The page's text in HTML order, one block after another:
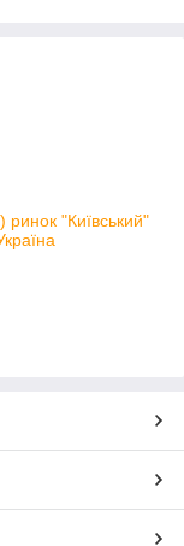
ринок "Київський"